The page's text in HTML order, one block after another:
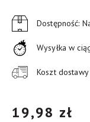
Dostępność:
Wysyłka w
Koszt
19,98 zł